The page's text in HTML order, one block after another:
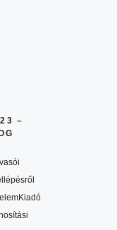
–
Kiadó